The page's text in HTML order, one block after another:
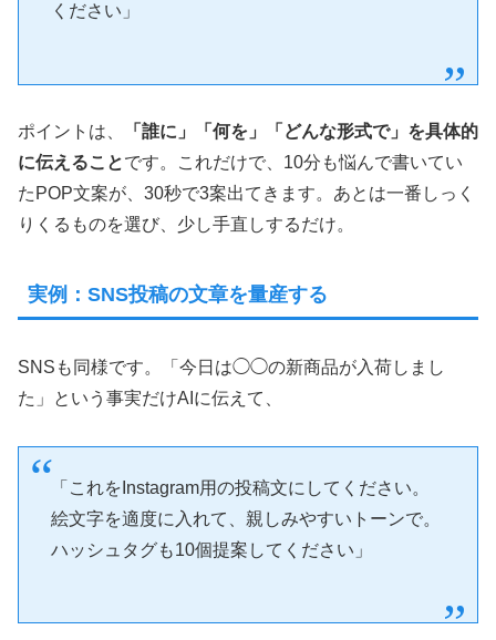
ください」
ポイントは、
「誰に」「何を」「どんな形式で」を具体的
に伝えることです。これだけで、10分も悩んで書いてい
たPOP文案が、30秒で3案出てきます。あとは一番しっく
りくるものを選び、少し手直しするだけ。
実例：SNS投稿の文章を量産する
SNSも同様です。「今日は◯◯の新商品が入荷しまし
た」という事実だけAIに伝えて、
「これをInstagram用の投稿文にしてください。
絵文字を適度に入れて、親しみやすいトーンで。
ハッシュタグも10個提案してください」